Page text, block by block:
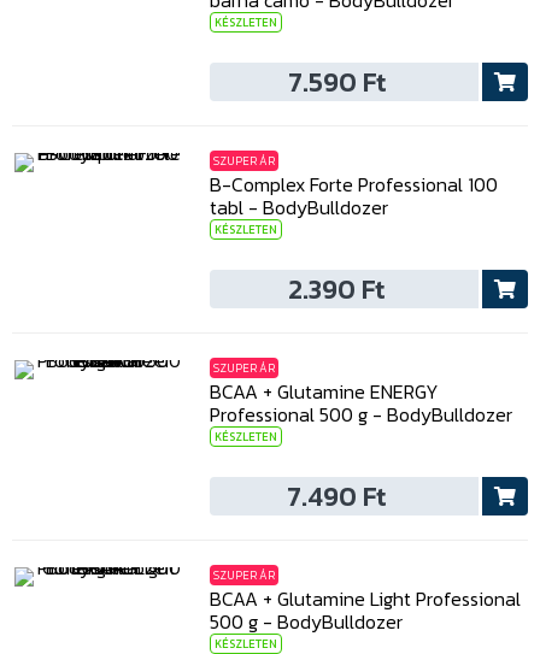
KÉSZLETEN
7.590 Ft
SZUPER ÁR
B-Complex Forte Professional 100
tabl - BodyBulldozer
KÉSZLETEN
2.390 Ft
SZUPER ÁR
BCAA + Glutamine ENERGY
Professional 500 g - BodyBulldozer
KÉSZLETEN
7.490 Ft
SZUPER ÁR
BCAA + Glutamine Light Professional
500 g - BodyBulldozer
KÉSZLETEN